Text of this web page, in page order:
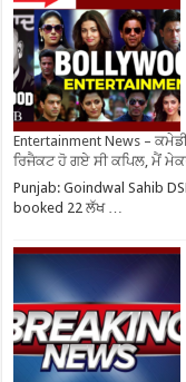
Entertainment News –
ਰਿਜੈਕਟ ਹੋ ਗਏ ਸੀ ਕਪਿਲ, ਮੈਂ
Punjab: Goindwal Sahib
booked 22 ਲੱਖ …